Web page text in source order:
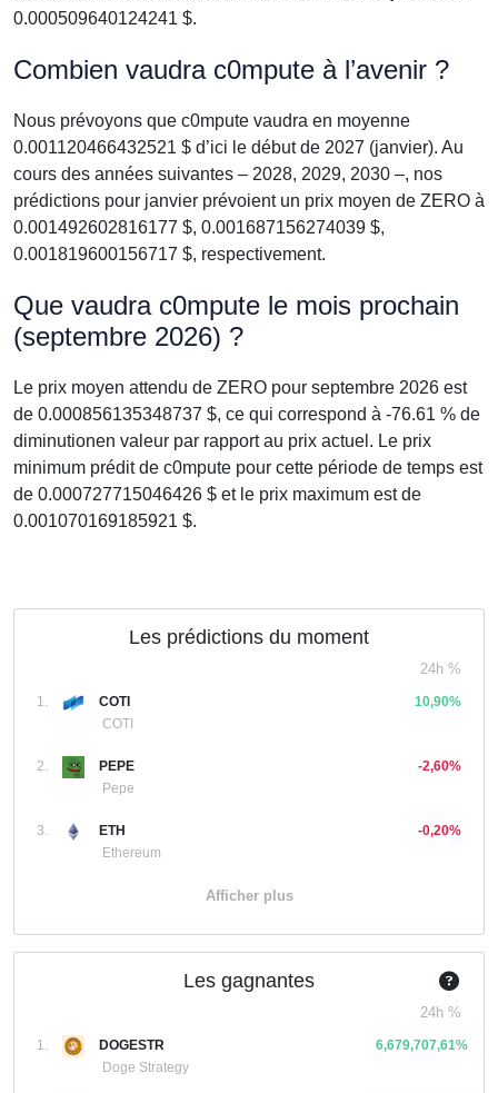
0.000509640124241 $.
Combien vaudra c0mpute à l’avenir ?
Nous prévoyons que c0mpute vaudra en moyenne
0.001120466432521 $ d’ici le début de 2027 (janvier). Au
cours des années suivantes – 2028, 2029, 2030 –, nos
prédictions pour janvier prévoient un prix moyen de ZERO à
0.001492602816177 $, 0.001687156274039 $,
0.001819600156717 $, respectivement.
Que vaudra c0mpute le mois prochain
(septembre 2026) ?
Le prix moyen attendu de ZERO pour septembre 2026 est
de 0.000856135348737 $, ce qui correspond à -76.61 % de
diminutionen valeur par rapport au prix actuel. Le prix
minimum prédit de c0mpute pour cette période de temps est
de 0.000727715046426 $ et le prix maximum est de
0.001070169185921 $.
Les prédictions du moment
24h %
1.
COTI
COTI
10,90%
2.
PEPE
Pepe
-2,60%
3.
ETH
Ethereum
-0,20%
Afficher plus
Les gagnantes
24h %
1.
DOGESTR
Doge Strategy
6,679,707,61%